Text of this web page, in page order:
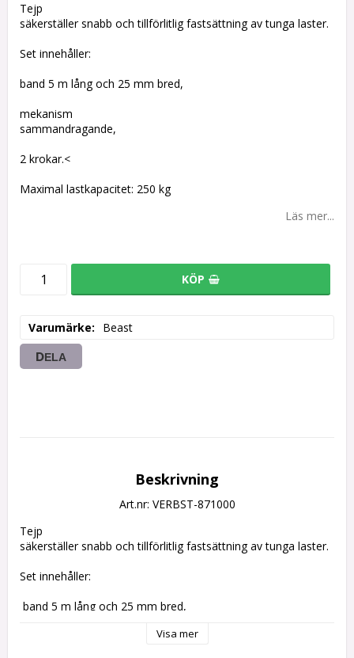
Tejp
säkerställer snabb och tillförlitlig fastsättning av tunga laster.
Set innehåller:
band 5 m lång och 25 mm bred,
mekanism
sammandragande,
2 krokar.<
Maximal lastkapacitet: 250 kg
Läs mer...
KÖP
Varumärke Beast
DELA
Beskrivning
Art.nr: VERBST-871000
Tejp
säkerställer snabb och tillförlitlig fastsättning av tunga laster.
Set innehåller:
Visa mer